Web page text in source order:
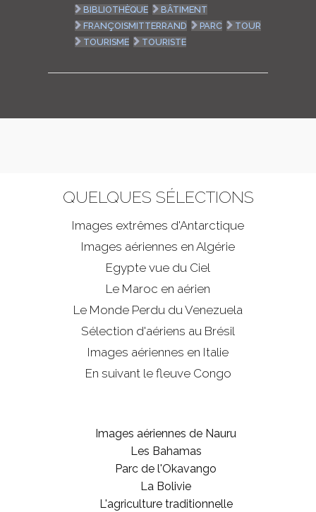
BIBLIOTHÈQUE
BÂTIMENT
FRANÇOISMITTERRAND
PARC
TOUR
TOURISME
TOURISTE
QUELQUES SÉLECTIONS
Images extrêmes d'Antarctique
Images aériennes en Algérie
Egypte vue du Ciel
Le Maroc en aérien
Le Monde Perdu du Venezuela
Sélection d'aériens au Brésil
Images aériennes en Italie
En suivant le fleuve Congo
Images aériennes de Nauru
Les Bahamas
Parc de l'Okavango
La Bolivie
L'agriculture traditionnelle